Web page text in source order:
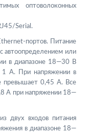
оптоволоконных
Serial.
портов. Питание
автоопределением или
в диапазоне 18—30 В
1 А. При напряжении в
превышает 0,45 А. Все
А при напряжении 18—
двух входов питания
в диапазоне 18—